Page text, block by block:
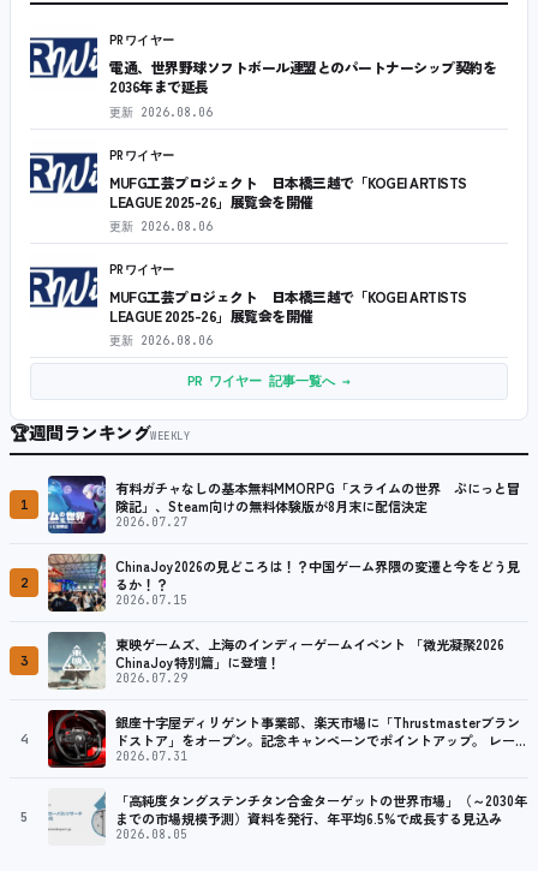
PRワイヤー
電通、世界野球ソフトボール連盟とのパートナーシップ契約を
2036年まで延長
更新 2026.08.06
PRワイヤー
MUFG工芸プロジェクト 日本橋三越で「KOGEI ARTISTS
LEAGUE 2025-26」展覧会を開催
更新 2026.08.06
PRワイヤー
MUFG工芸プロジェクト 日本橋三越で「KOGEI ARTISTS
LEAGUE 2025-26」展覧会を開催
更新 2026.08.06
PR ワイヤー 記事一覧へ →
🏆週間ランキングWEEKLY
1
有料ガチャなしの基本無料MMORPG「スライムの世界 ぷにっと冒
険記」、Steam向けの無料体験版が8月末に配信決定
2026.07.27
2
ChinaJoy2026の見どころは！？中国ゲーム界隈の変遷と今をどう見
るか！？
2026.07.15
3
東映ゲームズ、上海のインディーゲームイベント 「微光凝聚2026
ChinaJoy特別篇」に登壇！
2026.07.29
4
銀座十字屋ディリゲント事業部、楽天市場に「Thrustmasterブラン
ドストア」をオープン。記念キャンペーンでポイントアップ。 レーシ
ング／フライトシム向けコントローラーを中心に、幅広くラインナッ
2026.07.31
5
「高純度タングステンチタン合金ターゲットの世界市場」（～2030年
までの市場規模予測）資料を発行、年平均6.5%で成長する見込み
2026.08.05